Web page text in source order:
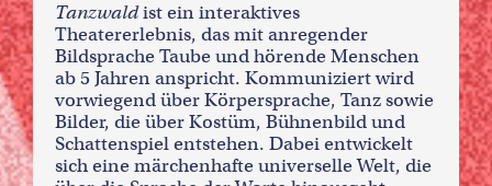
Tanzwaldist ein interaktives
Theatererlebnis, das mit anregender
Bildsprache Taube und hörende Menschen
ab 5 Jahren anspricht. Kommuniziert wird
vorwiegend über Körpersprache, Tanz sowie
Bilder, die über Kostüm, Bühnenbild und
Schattenspiel entstehen. Dabei entwickelt
sich eine märchenhafte universelle Welt, die